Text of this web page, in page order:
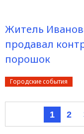
Житель
продавал
порошок
Городские события
1 2